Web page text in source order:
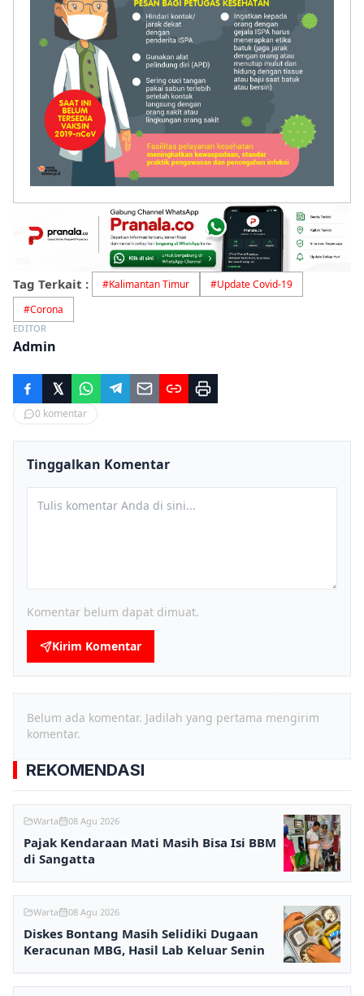
Tag Terkait : #Kalimantan Timur #Update Covid-19
#Corona
EDITOR
Admin
0 komentar
Tinggalkan Komentar
Komentar belum dapat dimuat.
Kirim Komentar
Belum ada komentar. Jadilah yang pertama mengirim
komentar.
REKOMENDASI
Warta 08 Agu 2026
Pajak Kendaraan Mati Masih Bisa Isi BBM
di Sangatta
Warta 08 Agu 2026
Diskes Bontang Masih Selidiki Dugaan
Keracunan MBG, Hasil Lab Keluar Senin